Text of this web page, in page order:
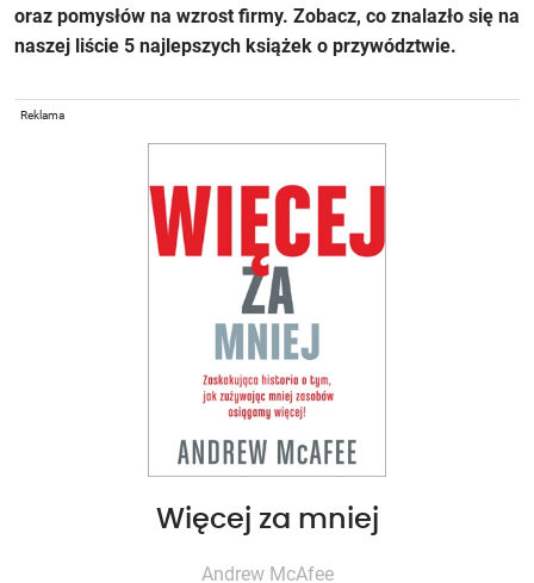
oraz pomysłów na wzrost firmy. Zobacz, co znalazło się na
naszej liście 5 najlepszych książek o przywództwie.
Reklama
Więcej za mniej
Andrew McAfee